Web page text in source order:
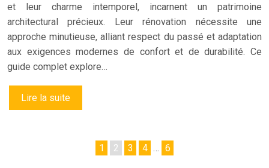
et leur charme intemporel, incarnent un patrimoine
architectural précieux. Leur rénovation nécessite une
approche minutieuse, alliant respect du passé et adaptation
aux exigences modernes de confort et de durabilité. Ce
guide complet explore…
Lire la suite
1 2 3 4 … 6